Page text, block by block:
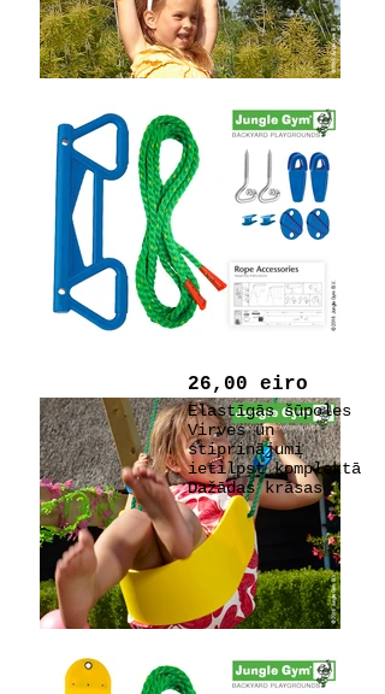
26,00 eiro
Elastīgās šūpoles
Virves un
stiprinājumi
ietilpst komplektā
Dažādas krāsas